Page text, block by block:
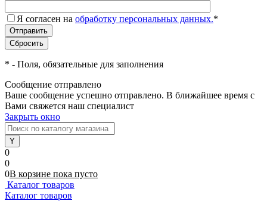
Я согласен на обработку персональных данных.*
* - Поля, обязательные для заполнения
Сообщение отправлено
Ваше сообщение успешно отправлено. В ближайшее время с
Вами свяжется наш специалист
Закрыть окно
0
0
0В корзине пока пусто
Каталог товаров
Каталог товаров